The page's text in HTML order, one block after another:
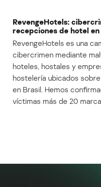
RevengeHotels:
recepciones de hotel
RevengeHotels es una
cibercrimen mediante
hoteles, hostales y
hostelería ubicados
en Brasil. Hemos
víctimas más de 20